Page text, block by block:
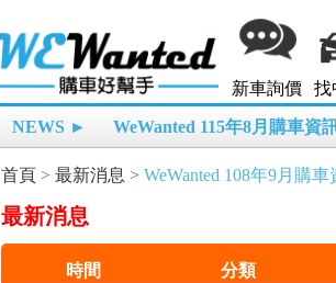
新車詢價 找
NEWS ► WeWanted 115年8月購車資
首頁 > 最新消息 > WeWanted 108年9月購車
最新消息
時間 分類